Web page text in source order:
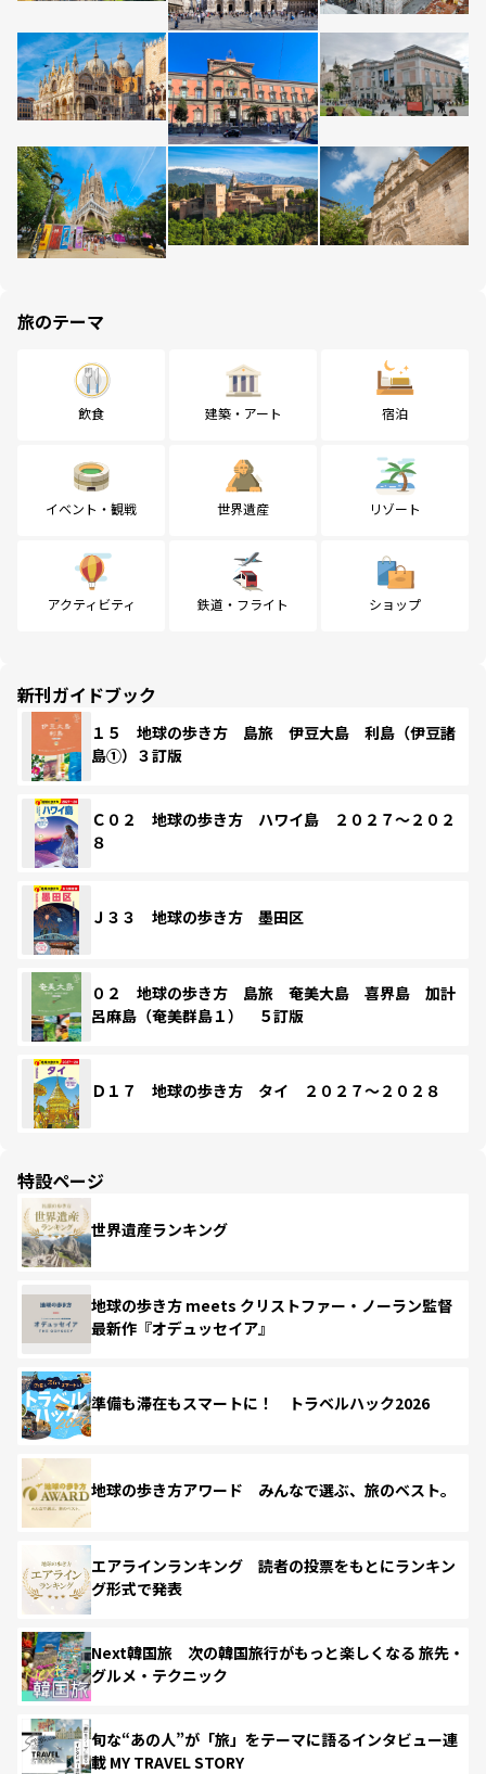
旅のテーマ
飲食 建築・アート 宿泊
イベント・観戦 世界遺産 リゾート
アクティビティ 鉄道・フライト ショップ
新刊ガイドブック
１５ 地球の歩き方 島旅 伊豆大島 利島（伊豆諸
島①）３訂版
Ｃ０２ 地球の歩き方 ハワイ島 ２０２７～２０２
８
Ｊ３３ 地球の歩き方 墨田区
０２ 地球の歩き方 島旅 奄美大島 喜界島 加計
呂麻島（奄美群島１） ５訂版
Ｄ１７ 地球の歩き方 タイ ２０２７～２０２８
特設ページ
世界遺産ランキング
地球の歩き方 meets クリストファー・ノーラン監督
最新作『オデュッセイア』
準備も滞在もスマートに！ トラベルハック2026
地球の歩き方アワード みんなで選ぶ、旅のベスト。
エアラインランキング 読者の投票をもとにランキン
グ形式で発表
Next韓国旅 次の韓国旅行がもっと楽しくなる 旅先・
グルメ・テクニック
旬な“あの人”が「旅」をテーマに語るインタビュー連
載 MY TRAVEL STORY